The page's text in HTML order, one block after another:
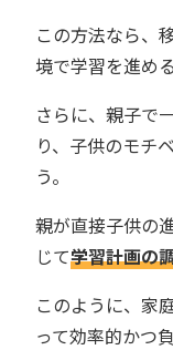
この方法なら、
境で学習を進め
さらに、親子で
り、子供のモチ
う。
親が直接子供の
じて学習計画の
このように、家
って効率的かつ